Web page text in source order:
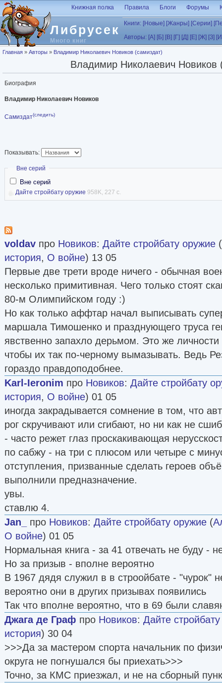
Перейти к основному содержанию
Либрусек
Много книг
Книжная полка Правила Блоги Форумы
Книги: [Новые] [Жанры] [Серии]
Авторы: [А] [Б] [В] [Г] [Д] [Е] [Ж] [З]
Вы здесь
Главная » Авторы » Владимир Николаевич Новиков (самиздат)
Владимир Николаевич Новиков
Биография
Владимир Николаевич Новиков
Самиздат(следить)
Показывать:
Скрыть
Вне серий
Вне серий
Дайте стройбату оружие 958K, 227 с.
voldav про Новиков: Дайте стройбату оружие (
история, О войне) 13 05
Первые две трети вроде ничего - обычная
несколько примитивная. Чего только стоят
80-м Олимпийском году :)
Но как только аффтар начал выписывать
маршала Тимошенко и празднующего труса
явственно запахло дерьмом. Это же
чтобы их так по-черному вымазывать. Ведь
гораздо правдоподобнее.
Karl-Ieronim про Новиков: Дайте стройбату
история, О войне) 01 05
иногда закрадывается сомнение в том, что
рог скручивают или сгибают, но ни как не
- часто режет глаз проскакивающая
по сабжу - на три с плюсом или четыре с
отступления, призванные сделать героев
выполнили предназначение.
увы.
ставлю 4.
Jan_
про Новиков: Дайте стройбату оружие (
О войне) 01 05
Нормальная книга - за 41 отвечать не буду -
Но за призыв - вполне вероятно
В 1967 дядя служил в в строойбате - "чурок"
вероятно они в других призывах появились
Так что вполне вероятно, что в 69 были
Джага де Граф про Новиков: Дайте
история) 30 04
>>>Да за мастером спорта начальник по
округа не погнушался бы приехать>>>
Точно, за КМС приезжал, и не на сборный